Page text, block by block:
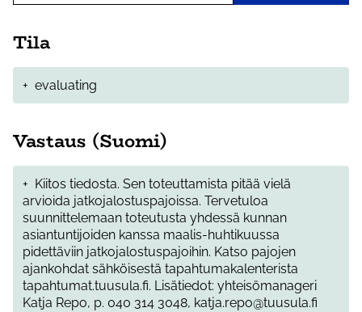
Tila
+ evaluating
Vastaus (Suomi)
+ Kiitos tiedosta. Sen toteuttamista pitää vielä
arvioida jatkojalostuspajoissa. Tervetuloa
suunnittelemaan toteutusta yhdessä kunnan
asiantuntijoiden kanssa maalis-huhtikuussa
pidettäviin jatkojalostuspajoihin. Katso pajojen
ajankohdat sähköisestä tapahtumakalenterista
tapahtumat.tuusula.fi. Lisätiedot: yhteisömanageri
Katja Repo, p. 040 314 3048, katja.repo@tuusula.fi